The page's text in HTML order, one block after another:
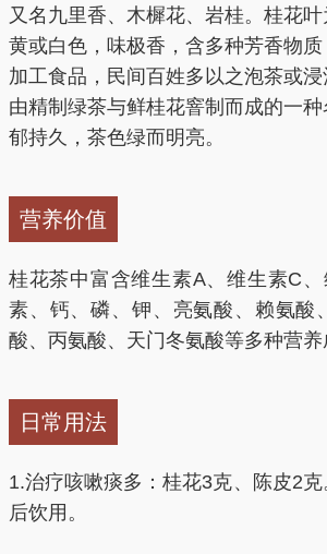
又名九里香、木樨花、岩桂。桂花叶
黄或白色，味极香，含多种芳香物
加工食品，民间百姓多以之泡茶或
由精制绿茶与鲜桂花窨制而成的一
郁持久，茶色绿而明亮。
营养价值
桂花茶中富含维生素A、维生素C
素、钙、磷、钾、亮氨酸、赖氨酸
酸、丙氨酸、天门冬氨酸等多种营养
日常用法
1.治疗咳嗽痰多：桂花3克、陈皮2
后饮用。